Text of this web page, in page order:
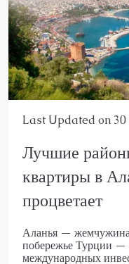
Last Updated on 30
Лучшие
квартиры в
процветает
Аланья — жемчужина
побережье Турции —
международных